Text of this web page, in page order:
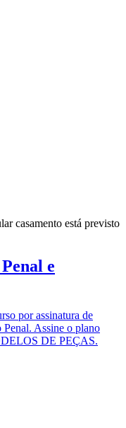
casamento está previsto
e
por assinatura de
Penal. Assine o plano
DE PEÇAS.